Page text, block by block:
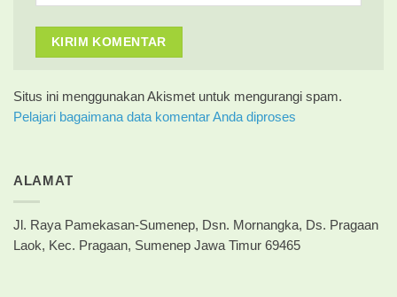
Situs ini menggunakan Akismet untuk mengurangi spam.
Pelajari bagaimana data komentar Anda diproses
ALAMAT
Jl. Raya Pamekasan-Sumenep, Dsn. Mornangka, Ds. Pragaan
Laok, Kec. Pragaan, Sumenep Jawa Timur 69465